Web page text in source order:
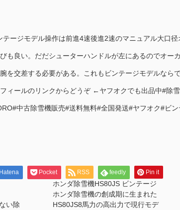
ージモデル操作は前進4速後進2速のマニュアル大口径
も良い。だだシューターハンドルが左にあるのでオーカ
を交差する必要がある。これもビンテージモデルなら
ィールのリンクからどうぞ ←ヤフオクでも出品中#除
中古除雪機販売#送料無料#全国発送#ヤフオク#ビン
Hatena Pocket RSS feedly Pin it
い除
ホンダ除雪機HS80JS ビンテージ
ホンダ除雪機の創成期に生まれた
HS80JS8馬力の高出力で現行モデ